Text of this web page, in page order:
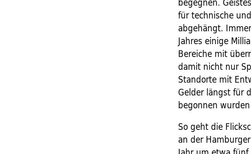
für technische
abgehängt.
Jahres einige
Bereiche mit
damit nicht nur
Standorte mit
Gelder längst für
begonnen
So geht die
an der